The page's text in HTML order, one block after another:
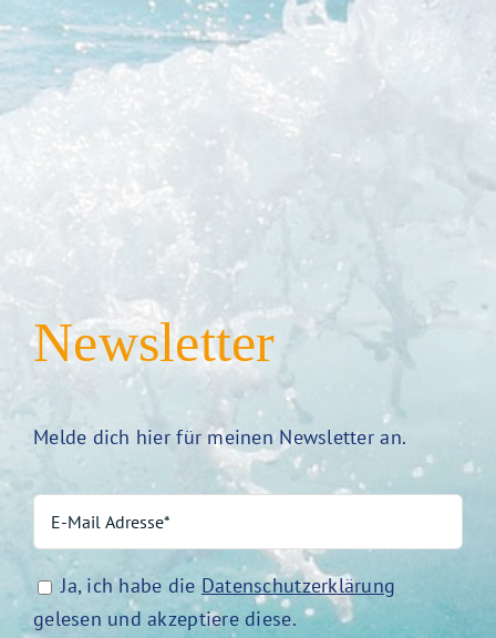
Newsletter
Melde dich hier für meinen Newsletter an.
Ja, ich habe die Datenschutzerklärung
gelesen und akzeptiere diese.